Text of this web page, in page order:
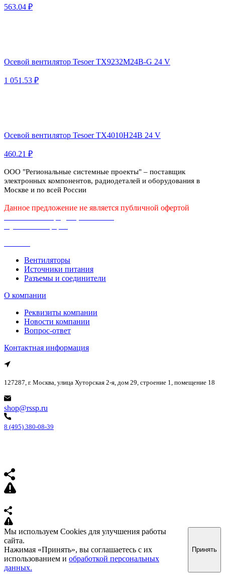
563.04 ₽
Осевой вентилятор Tesoer TX9232M24B-G 24 V
1 051.53 ₽
Осевой вентилятор Tesoer TX4010H24B 24 V
460.21 ₽
ООО "Региональные системные проекты" – поставщик
электронных компонентов, радиодеталей и оборудования в
Москве и по всей России
Данное предложение не является публичной офертой
Вентиляторы
Источники питания
Разъемы и соединители
О компании
Реквизиты компании
Новости компании
Вопрос-ответ
Контактная информация
127287, г. Москва, улица Хуторская 2-я, дом 29, строение 1, помещение 18
shop@rssp.ru
8 (495) 380-08-39
Мы используем Cookies для улучшения работы
сайта.
Нажимая «Принять», вы соглашаетесь с их
использованием и обработкой персональных
данных.
Принять